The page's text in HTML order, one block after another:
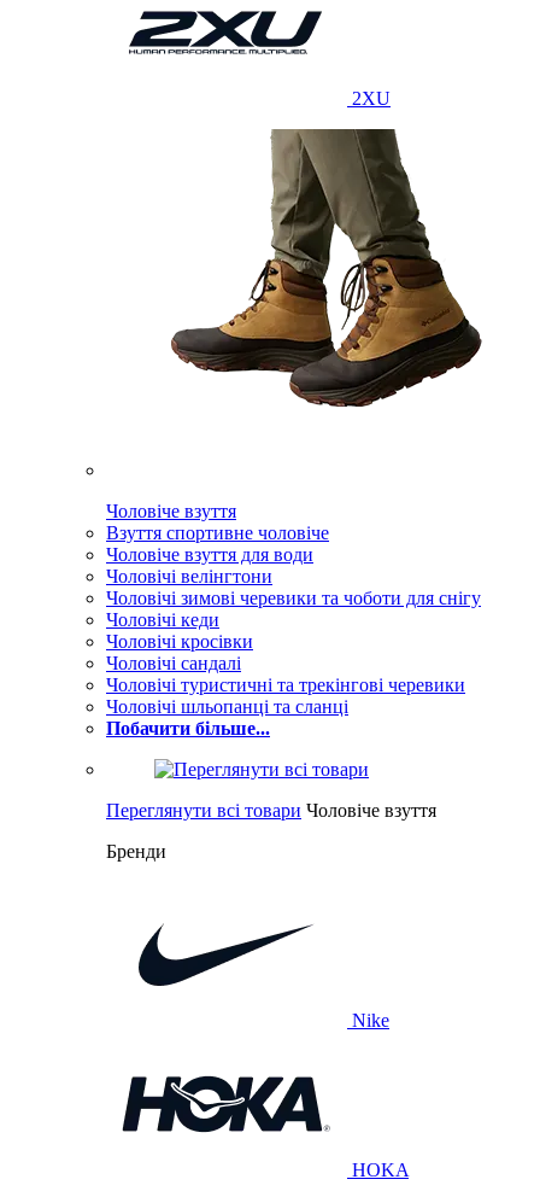
2XU
Чоловіче взуття
Взуття спортивне чоловіче
Чоловіче взуття для води
Чоловічі велінгтони
Чоловічі зимові черевики та чоботи для снігу
Чоловічі кеди
Чоловічі кросівки
Чоловічі сандалі
Чоловічі туристичні та трекінгові черевики
Чоловічі шльопанці та сланці
Побачити більше...
Переглянути всі товари Чоловіче взуття
Бренди
Nike
HOKA